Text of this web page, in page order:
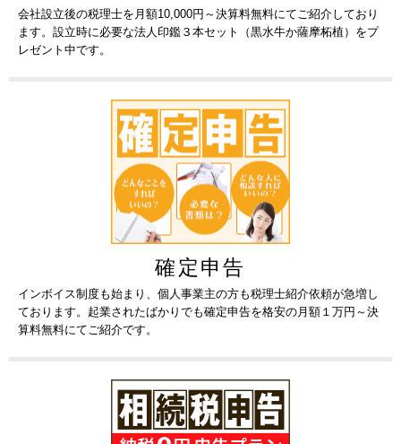
会社設立後の税理士を月額10,000円～決算料無料にてご紹介しており
ます。設立時に必要な法人印鑑３本セット（黒水牛か薩摩柘植）をプ
レゼント中です。
確定申告
インボイス制度も始まり、個人事業主の方も税理士紹介依頼が急増し
ております。起業されたばかりでも確定申告を格安の月額１万円～決
算料無料にてご紹介です。